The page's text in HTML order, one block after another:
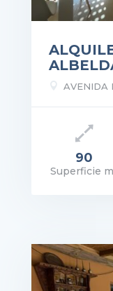
 AVENIDA
90
Superficie